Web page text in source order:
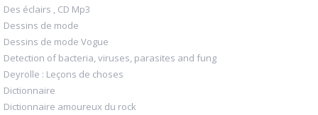
Des éclairs , CD Mp3
Dessins de mode
Dessins de mode Vogue
Detection of bacteria, viruses, parasites and fung
Deyrolle : Leçons de choses
Dictionnaire
Dictionnaire amoureux du rock